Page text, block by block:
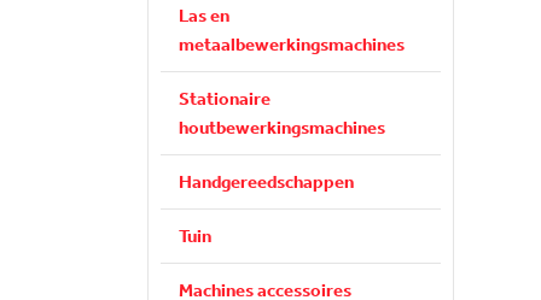
Las en
metaalbewerkingsmachines
Stationaire
houtbewerkingsmachines
Handgereedschappen
Tuin
Machines accessoires